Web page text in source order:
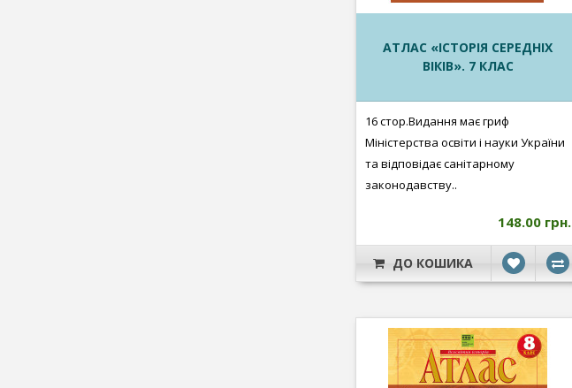
АТЛАС «ІСТОРІЯ СЕРЕДНІХ
ВІКІВ». 7 КЛАС
16 стор.Видання має гриф
Міністерства освіти і науки України
та відповідає санітарному
законодавству..
148.00 грн.
ДО КОШИКА